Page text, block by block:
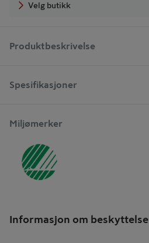
Velg butikk
Produktbeskrivelse
Spesifikasjoner
Miljømerker
Informasjon om beskyttelse